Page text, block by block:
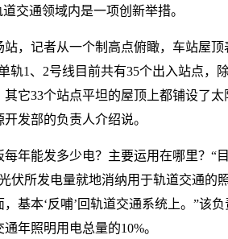
交通领域内是一项创新举措。
，记者从一个制高点俯瞰，车站屋
轨1、2号线目前共有35个出入站点，
它33个站点平坦的屋顶上都铺设了太
发部的负责人介绍说。
年能发多少电？主要运用在哪里？“
伏所发电量就地消纳用于轨道交通的
基本‘反哺’回轨道交通系统上。”该
年照明用电总量的10%。